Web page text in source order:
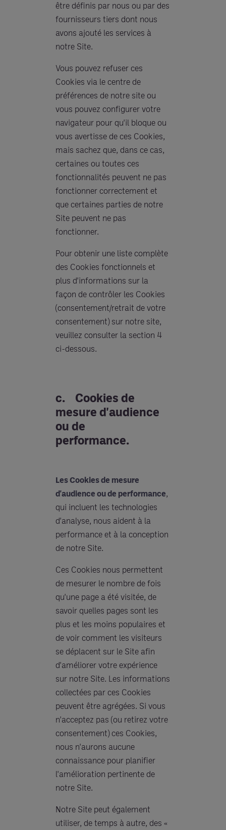
être définis par nous ou par des
fournisseurs tiers dont nous
avons ajouté les services à
notre Site.
Vous pouvez refuser ces
Cookies via le centre de
préférences de notre site ou
vous pouvez configurer votre
navigateur pour qu'il bloque ou
vous avertisse de ces Cookies,
mais sachez que, dans ce cas,
certaines ou toutes ces
fonctionnalités peuvent ne pas
fonctionner correctement et
que certaines parties de notre
Site peuvent ne pas
fonctionner.
Pour obtenir une liste complète
des Cookies fonctionnels et
plus d'informations sur la
façon de contrôler les Cookies
(consentement/retrait de votre
consentement) sur notre site,
veuillez consulter la section 4
ci-dessous.
c. Cookies de
mesure d'audience
ou de
performance.
Les Cookies de mesure
d'audience ou de performance,
qui incluent les technologies
d'analyse, nous aident à la
performance et à la conception
de notre Site.
Ces Cookies nous permettent
de mesurer le nombre de fois
qu'une page a été visitée, de
savoir quelles pages sont les
plus et les moins populaires et
de voir comment les visiteurs
se déplacent sur le Site afin
d'améliorer votre expérience
sur notre Site. Les informations
collectées par ces Cookies
peuvent être agrégées. Si vous
n'acceptez pas (ou retirez votre
consentement) ces Cookies,
nous n'aurons aucune
connaissance pour planifier
l'amélioration pertinente de
notre Site.
Notre Site peut également
utiliser, de temps à autre, des «